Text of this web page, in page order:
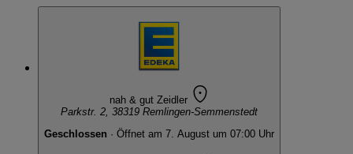
nah & gut Zeidler
Parkstr. 2, 38319 Remlingen-Semmenstedt
Geschlossen · Öffnet am 7. August um 07:00 Uhr